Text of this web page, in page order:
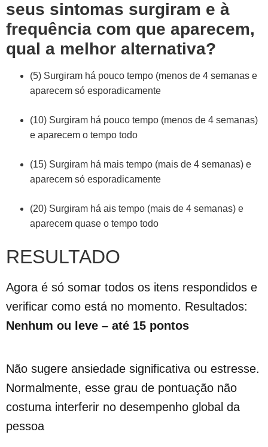
seus sintomas surgiram e à
frequência com que aparecem,
qual a melhor alternativa?
(5) Surgiram há pouco tempo (menos de 4 semanas e
aparecem só esporadicamente
(10) Surgiram há pouco tempo (menos de 4 semanas)
e aparecem o tempo todo
(15) Surgiram há mais tempo (mais de 4 semanas) e
aparecem só esporadicamente
(20) Surgiram há ais tempo (mais de 4 semanas) e
aparecem quase o tempo todo
RESULTADO
Agora é só somar todos os itens respondidos e
verificar como está no momento. Resultados:
Nenhum ou leve – até 15 pontos
Não sugere ansiedade significativa ou estresse.
Normalmente, esse grau de pontuação não
costuma interferir no desempenho global da
pessoa